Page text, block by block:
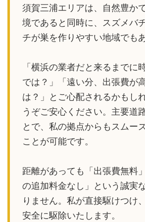
須賀三浦エリアは、自然豊か
境であると同時に、スズメバ
チが巣を作りやすい地域でも
「横浜の業者だと来るまでに
では？」「遠い分、出張費が
は？」とご心配されるかもし
うぞご安心ください。主要道
とで、私の拠点からもスムー
ことが可能です。
距離があっても「出張費無料
の追加料金なし」という誠実
りません。私が直接駆けつけ
安全に駆除いたします。